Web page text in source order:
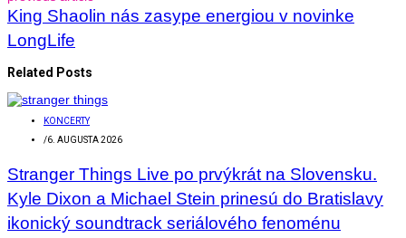
King Shaolin nás zasype energiou v novinke
LongLife
Related Posts
KONCERTY
/6. AUGUSTA 2026
Stranger Things Live po prvýkrát na Slovensku.
Kyle Dixon a Michael Stein prinesú do Bratislavy
ikonický soundtrack seriálového fenoménu